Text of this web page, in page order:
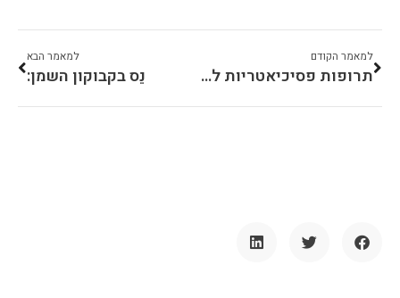
למאמר הקודם
תרופות פסיכיאטריות לחרדה
למאמר הבא
נֵס בקבוקון השמן: